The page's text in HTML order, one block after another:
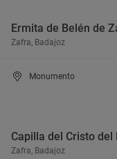
Ermita de Belén de
Zafra, Badajoz
Monumento
Capilla del Cristo del
Zafra, Badajoz